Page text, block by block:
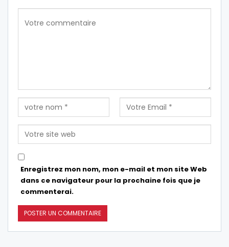
Enregistrez mon nom, mon e-mail et mon site Web
dans ce navigateur pour la prochaine fois que je
commenterai.